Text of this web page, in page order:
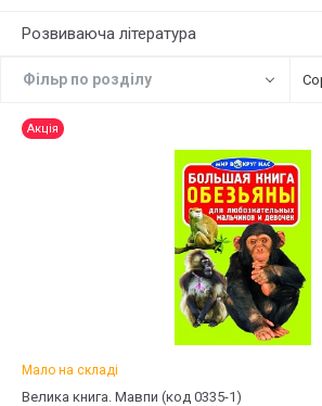
Розвиваюча література
Фiльр по роздiлу
Акція
Мало на складі
Велика книга. Мавпи (код 0335-1)